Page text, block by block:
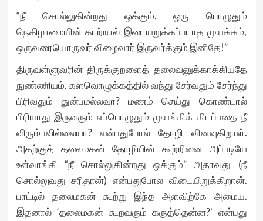
“நீ சொல்லுகின்றது ஒக்கும். ஒரு பொழுதும்
நெகிழாமையின் காற்றால் இடையறுக்கப்படாத முயக்கம்,
ஒருவரையொருவர் விழைவார் இருவர்க்கும் இனிதே!”
திருவள்ளுவரின் திருக்குறளைத் தலைவனுக்காக்கியதே
நுண்ணியம். களவொழுக்கத்தில் வந்து சேர்வதும் சேர்ந்து
பிரிவதும் துன்பமல்லவா? மணம் செய்து கொண்டால்
பிரியாது இருவரும் எப்பொழுதும் முயங்கிக் கிடப்பதை நீ
விரும்பவில்லையா? என்பதுபோல் தோழி வினவுகிறாள்.
அதற்குத் தலைமகன் தோழியின் கூற்றினை அப்படியே
உள்வாங்கி “நீ சொல்லுகின்றது ஒக்கும்” அதாவது (நீ
சொல்லுவது சரிதான்) என்பதுபோல விடையிறுக்கிறான்.
பாட்டில் தலைமகன் கூற்று இந்த அளவிற்கே அமைய.
இதனால் ‘தலைமகன் கூறவரும் கருத்தென்ன?’ என்பது